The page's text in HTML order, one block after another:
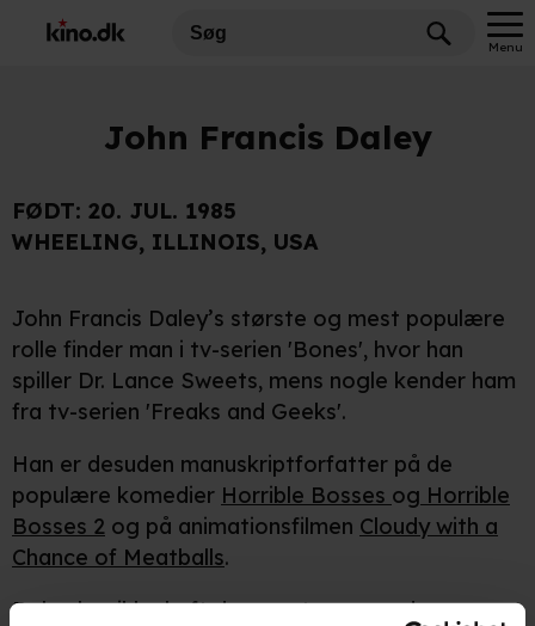
Menu
John Francis Daley
FØDT: 20. JUL. 1985
WHEELING, ILLINOIS, USA
John Francis Daley’s største og mest populære
rolle finder man i tv-serien 'Bones', hvor han
spiller Dr. Lance Sweets, mens nogle kender ham
fra tv-serien 'Freaks and Geeks'.
Han er desuden manuskriptforfatter på de
populære komedier Horrible Bosses og Horrible
Bosses 2 og på animationsfilmen Cloudy with a
Chance of Meatballs.
Daley har ikke haft den mest prangende